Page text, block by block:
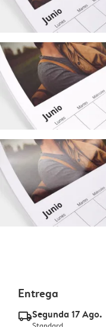
Entrega
delivery_standard_v2Segunda 17 Ago.